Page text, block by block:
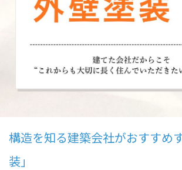
構造を知る建築会社がおすすめ
装」